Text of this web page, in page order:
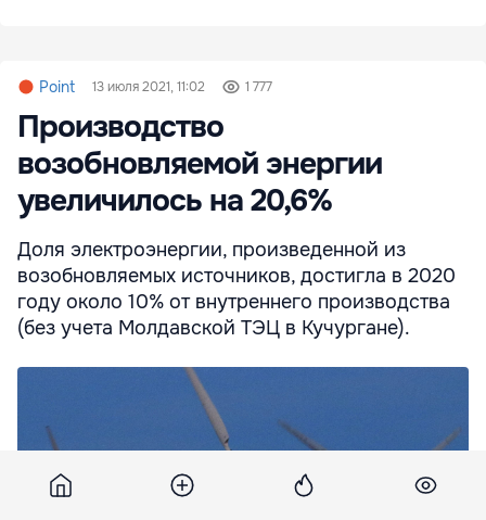
Point 13 июля 2021, 11:02 1 777
Производство
возобновляемой энергии
увеличилось на 20,6%
Доля электроэнергии, произведенной из
возобновляемых источников, достигла в 2020
году около 10% от внутреннего производства
(без учета Молдавской ТЭЦ в Кучургане).